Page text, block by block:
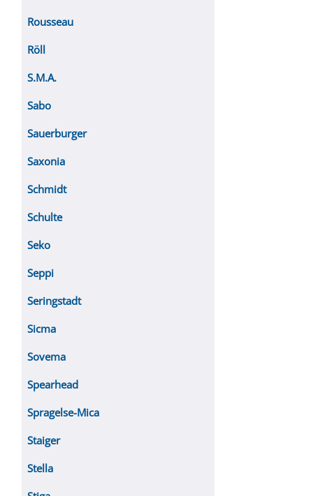
Rousseau
Röll
S.M.A.
Sabo
Sauerburger
Saxonia
Schmidt
Schulte
Seko
Seppi
Seringstadt
Sicma
Sovema
Spearhead
Spragelse-Mica
Staiger
Stella